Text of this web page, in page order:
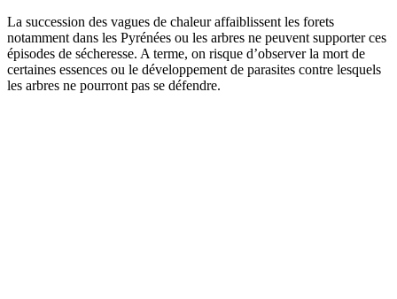
La succession des vagues de chaleur affaiblissent les forets
notamment dans les Pyrénées ou les arbres ne peuvent supporter ces
épisodes de sécheresse. A terme, on risque d’observer la mort de
certaines essences ou le développement de parasites contre lesquels
les arbres ne pourront pas se défendre.